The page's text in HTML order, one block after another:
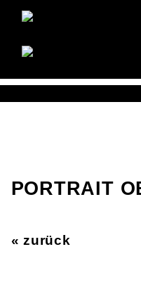
PORTRAIT
« zurück